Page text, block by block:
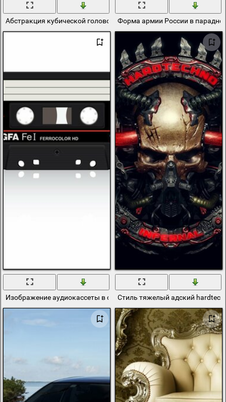
Абстракция кубической головоломки в черном стиле
Форма армии России в
Изображение аудиокассеты в стиле ретро на белом фоне
Стиль тяжелый адский